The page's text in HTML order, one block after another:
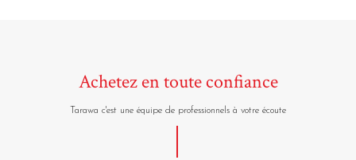
Achetez en toute confiance
Tarawa c'est une équipe de professionnels à votre écoute